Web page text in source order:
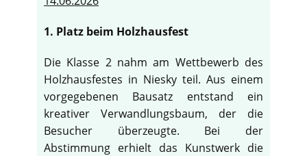
1. Platz beim Holzhausfest
Die Klasse 2 nahm am Wettbewerb des
Holzhausfestes in Niesky teil. Aus einem
vorgegebenen Bausatz entstand ein
kreativer Verwandlungsbaum, der die
Besucher überzeugte. Bei der
Abstimmung erhielt das Kunstwerk die